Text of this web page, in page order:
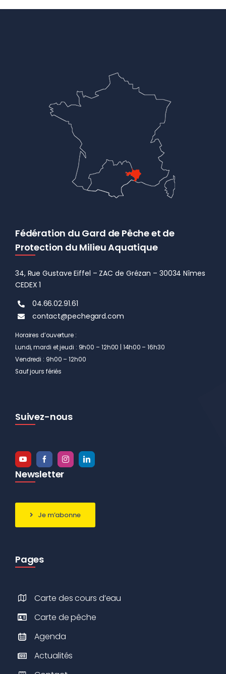
Fédération du Gard de Pêche et de
Protection du Milieu Aquatique
34, Rue Gustave Eiffel – ZAC de Grézan – 30034 Nîmes
CEDEX 1
04.66.02.91.61
contact@pechegard.com
Horaires d’ouverture :
Lundi, mardi et jeudi : 9h00 – 12h00 | 14h00 – 16h30
Vendredi : 9h00 – 12h00
Sauf jours fériés
Suivez-nous
Newsletter
Je m’abonne
Pages
Carte des cours d’eau
Carte de pêche
Agenda
Actualités